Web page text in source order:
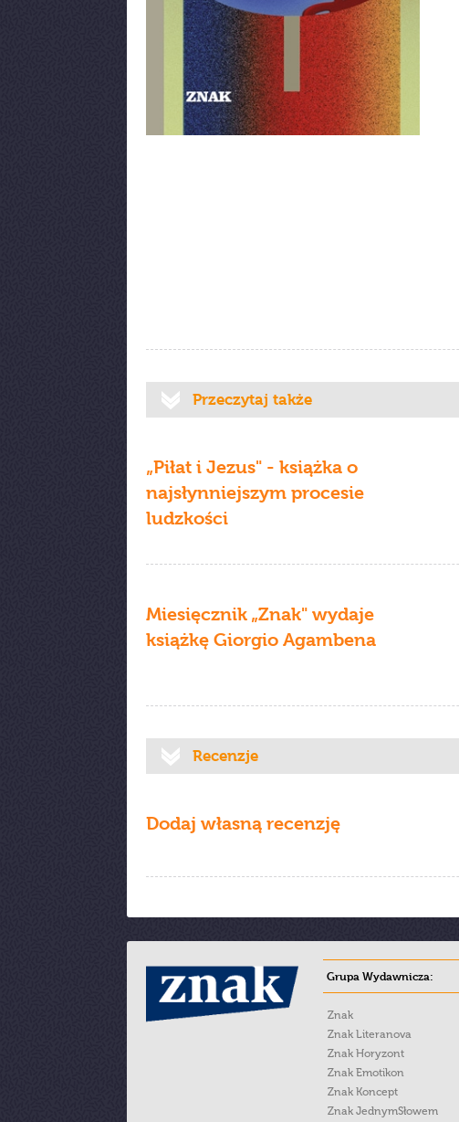
Przeczytaj także
„Piłat i Jezus" - książka o
najsłynniejszym procesie
ludzkości
Miesięcznik „Znak" wydaje
książkę Giorgio Agambena
Recenzje
Dodaj własną recenzję
Grupa Wydawnicza:
Znak
Znak Literanova
Znak Horyzont
Znak Emotikon
Znak Koncept
Znak JednymSłowem